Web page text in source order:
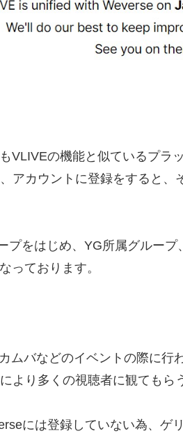
VLIVEの機能と似ているプラ
アカウントに登録をすると、
プをはじめ、YG所属グルー
っております。
ムバなどのイベントの際に行
より多くの視聴者に観てもら
には登録していない為、ゲ